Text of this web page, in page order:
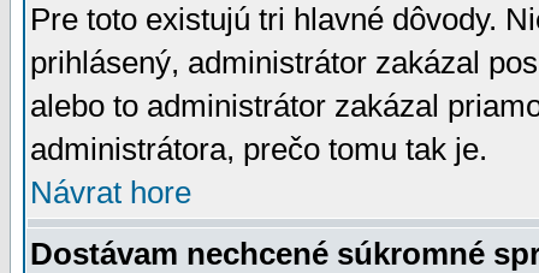
Pre toto existujú tri hlavné dôvody.
prihlásený, administrátor zakázal
alebo to administrátor zakázal
administrátora, prečo tomu tak je.
Návrat hore
Dostávam nechcené súkromné